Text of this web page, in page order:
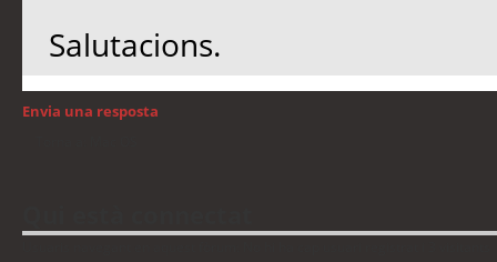
Salutacions.
Envia una resposta